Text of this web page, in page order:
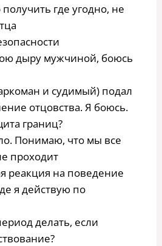
где угодно, не
дыру мужчиной, боюсь
и судимый) подал
отцовства. Я боюсь.
границ?
Понимаю, что мы все
проходит
реакция на поведение
я действую по
делать, если